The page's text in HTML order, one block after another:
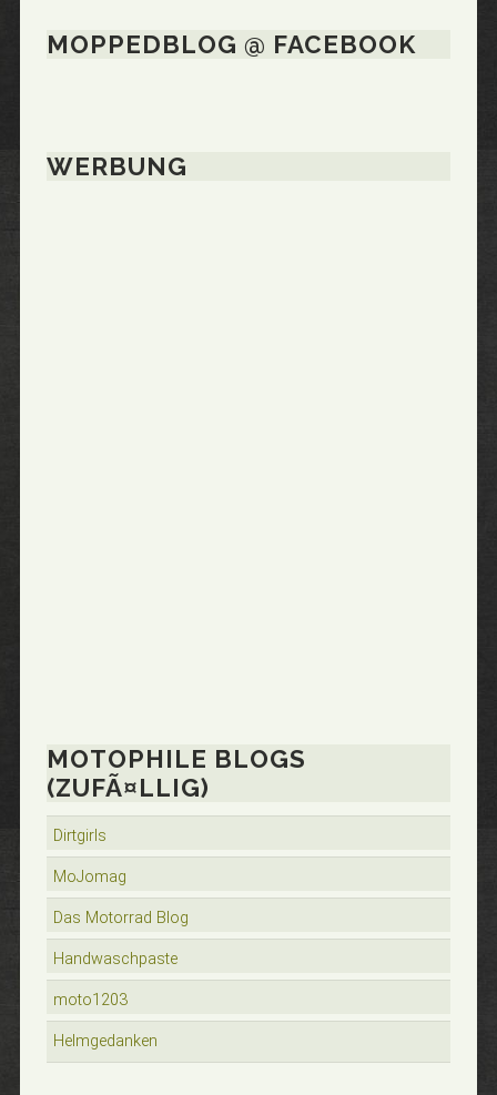
MOPPEDBLOG @ FACEBOOK
WERBUNG
MOTOPHILE BLOGS
(ZUFÃ¤LLIG)
Dirtgirls
MoJomag
Das Motorrad Blog
Handwaschpaste
moto1203
Helmgedanken